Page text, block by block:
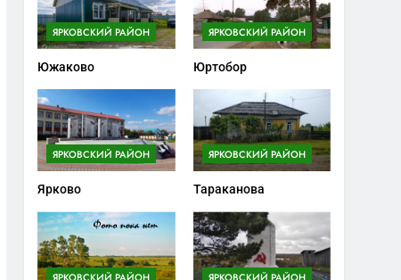
ЯРКОВСКИЙ РАЙОН
Южаково
ЯРКОВСКИЙ РАЙОН
Юртобор
ЯРКОВСКИЙ РАЙОН
Ярково
ЯРКОВСКИЙ РАЙОН
Тараканова